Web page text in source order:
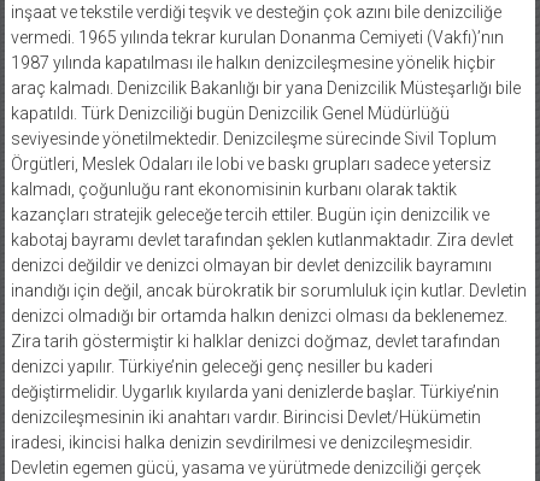
inşaat ve tekstile verdiği teşvik ve desteğin çok azını bile denizciliğe
vermedi. 1965 yılında tekrar kurulan Donanma Cemiyeti (Vakfı)’nın
1987 yılında kapatılması ile halkın denizcileşmesine yönelik hiçbir
araç kalmadı. Denizcilik Bakanlığı bir yana Denizcilik Müsteşarlığı bile
kapatıldı. Türk Denizciliği bugün Denizcilik Genel Müdürlüğü
seviyesinde yönetilmektedir. Denizcileşme sürecinde Sivil Toplum
Örgütleri, Meslek Odaları ile lobi ve baskı grupları sadece yetersiz
kalmadı, çoğunluğu rant ekonomisinin kurbanı olarak taktik
kazançları stratejik geleceğe tercih ettiler. Bugün için denizcilik ve
kabotaj bayramı devlet tarafından şeklen kutlanmaktadır. Zira devlet
denizci değildir ve denizci olmayan bir devlet denizcilik bayramını
inandığı için değil, ancak bürokratik bir sorumluluk için kutlar. Devletin
denizci olmadığı bir ortamda halkın denizci olması da beklenemez.
Zira tarih göstermiştir ki halklar denizci doğmaz, devlet tarafından
denizci yapılır. Türkiye’nin geleceği genç nesiller bu kaderi
değiştirmelidir. Uygarlık kıyılarda yani denizlerde başlar. Türkiye’nin
denizcileşmesinin iki anahtarı vardır. Birincisi Devlet/Hükümetin
iradesi, ikincisi halka denizin sevdirilmesi ve denizcileşmesidir.
Devletin egemen gücü, yasama ve yürütmede denizciliği gerçek